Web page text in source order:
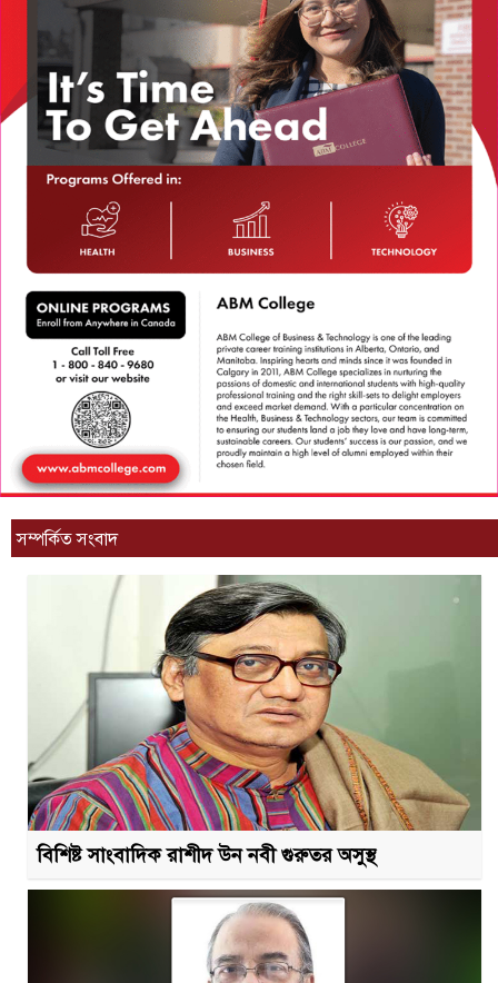
সম্পর্কিত সংবাদ
বিশিষ্ট সাংবাদিক রাশীদ উন নবী গুরুতর অসুস্থ